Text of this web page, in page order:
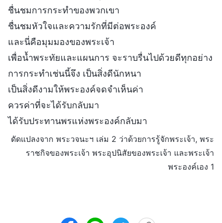
ชื่นชมการกระทำของพวกเขา
ชื่นชมหัวใจและความรักที่มีต่อพระองค์
และนี่คือมุมมองของพระเจ้า
เพื่อน้ำพระทัยและแผนการ จะราบรื่นไปด้วยดีทุกอย่าง
การกระทำเช่นนี้จึง เป็นสิ่งดีนักหนา
เป็นสิ่งดีงามให้พระองค์จดจำเห็นค่า
ควรค่าที่จะได้รับกลับมา
ได้รับประทานพรแห่งพระองค์กลับมา
ดัดแปลงจาก พระวจนะฯ เล่ม 2 ว่าด้วยการรู้จักพระเจ้า, พระ
ราชกิจของพระเจ้า พระอุปนิสัยของพระเจ้า และพระเจ้า
พระองค์เอง 1